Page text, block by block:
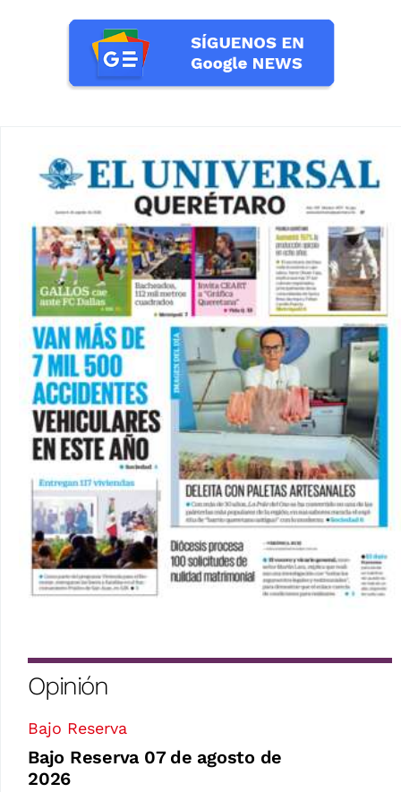
Opinión
Bajo Reserva
Bajo Reserva 07 de agosto de
2026